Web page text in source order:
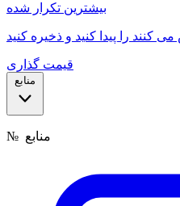
بیشترین تکرار شده
کنند را پیدا کنید و ذخیره کنید
قیمت گذاری
منابع
№ منابع